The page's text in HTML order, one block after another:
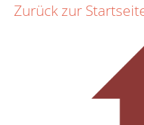
Zurück zur